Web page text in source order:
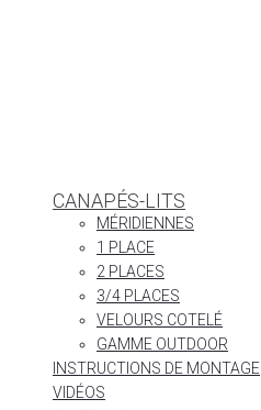
CANAPÉS-LITS
MÉRIDIENNES
1 PLACE
2 PLACES
3/4 PLACES
VELOURS COTELÉ
GAMME OUTDOOR
INSTRUCTIONS DE MONTAGE
VIDÉOS